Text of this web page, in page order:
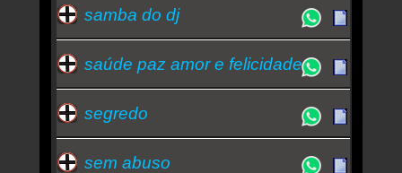
samba do dj
saúde paz amor e felicidade
segredo
sem abuso